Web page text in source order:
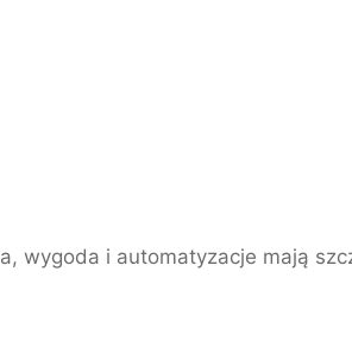
wygoda i automatyzacje mają